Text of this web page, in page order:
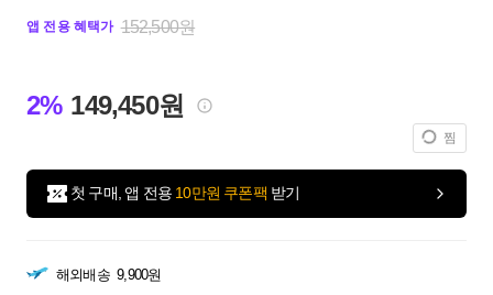
앱 전용 혜택가 152,500원
2% 149,450원
찜
첫 구매, 앱 전용 10만원 쿠폰팩 받기
해외배송 9,900원